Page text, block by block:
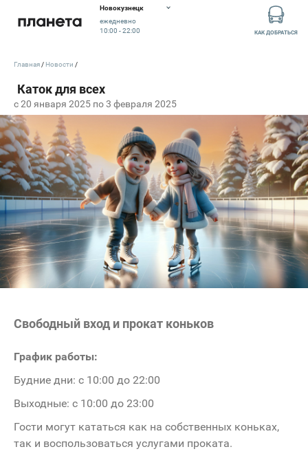
Новокузнецк
ежедневно
10:00 - 22:00
КАК ДОБРАТЬСЯ
c 20 января 2025 по 3 февраля 2025
Главная Новости
Свободный вход и прокат коньков
График работы:
Будние дни: с 10:00 до 22:00
Выходные: с 10:00 до 23:00
Гости могут кататься как на собственных коньках,
так и воспользоваться услугами проката.